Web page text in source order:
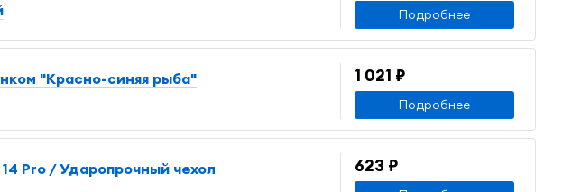
Подробнее
"Красно-синяя рыба"
1 021 ₽
Подробнее
Pro / Ударопрочный чехол
623 ₽